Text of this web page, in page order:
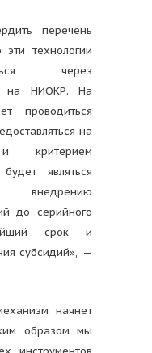
перечень
эти технологии
через
на НИОКР. На
проводиться
на
критерием
являться
внедрению
до серийного
срок и
субсидий», —
начнет
образом мы